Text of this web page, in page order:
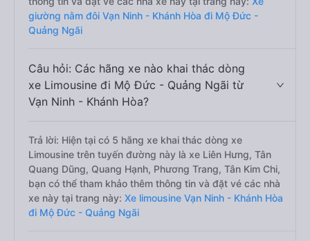
giường nằm đôi Vạn Ninh - Khánh Hòa đi Mộ Đức -
Quảng Ngãi
Câu hỏi: Các hãng xe nào khai thác dòng
xe Limousine đi Mộ Đức - Quảng Ngãi từ
Vạn Ninh - Khánh Hòa?
Trả lời: Hiện tại có 5 hãng xe khai thác dòng xe
Limousine trên tuyến đường này là xe Liên Hưng, Tân
Quang Dũng, Quang Hạnh, Phương Trang, Tân Kim Chi,
bạn có thể tham khảo thêm thông tin và đặt vé các nhà
xe này tại trang này: Xe limousine Vạn Ninh - Khánh Hòa
đi Mộ Đức - Quảng Ngãi